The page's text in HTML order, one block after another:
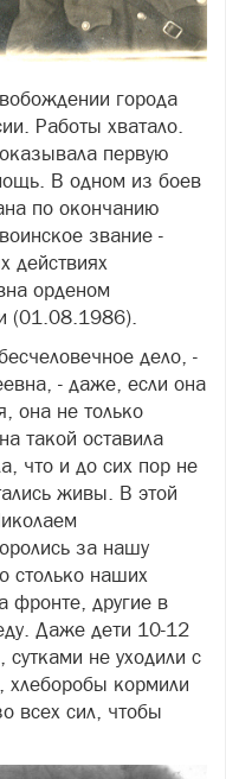
города
Работы хватало.
первую
В одном из боев
по окончанию
звание -
действиях
орденом
(01.08.1986).
дело, -
- даже, если она
она не только
такой оставила
что и до сих пор не
живы. В этой
за нашу
столько наших
фронте, другие в
Даже дети 10-12
сутками не уходили с
хлеборобы кормили
всех сил, чтобы